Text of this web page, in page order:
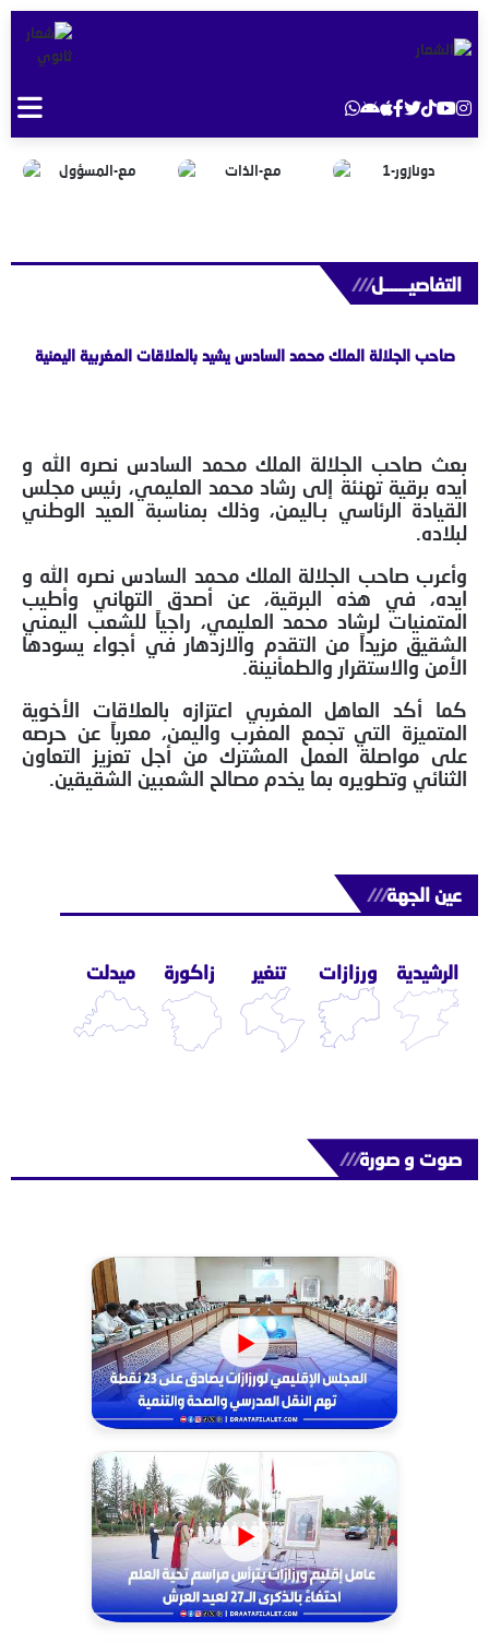
التفاصيــــــل///
صاحب الجلالة الملك محمد السادس يشيد بالعلاقات المغربية اليمنية
بعث صاحب الجلالة الملكمحمد السادسنصره الله و
ايده برقية تهنئة إلى رشاد محمد العليمي، رئيس مجلس
القيادة الرئاسي بـاليمن، وذلك بمناسبة العيد الوطني
لبلاده.
وأعرب صاحب الجلالة الملك محمد السادس نصره الله و
ايده، في هذه البرقية، عن أصدق التهاني وأطيب
المتمنيات لرشاد محمد العليمي، راجياً للشعب اليمني
الشقيق مزيداً من التقدم والازدهار في أجواء يسودها
الأمن والاستقرار والطمأنينة.
كما أكد العاهل المغربي اعتزازه بالعلاقات الأخوية
المتميزة التي تجمع المغرب واليمن، معرباً عن حرصه
على مواصلة العمل المشترك من أجل تعزيز التعاون
الثنائي وتطويره بما يخدم مصالح الشعبين الشقيقين.
عين الجهة///
الرشيدية ورزازات تنغير زاكورة ميدلت
صوت و صورة///